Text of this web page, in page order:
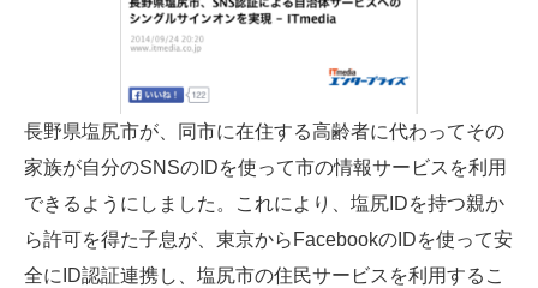
長野県塩尻市が、同市に在住する高齢者に代わってその
家族が自分のSNSのIDを使って市の情報サービスを利用
できるようにしました。これにより、塩尻IDを持つ親か
ら許可を得た子息が、東京からFacebookのIDを使って安
全にID認証連携し、塩尻市の住民サービスを利用するこ